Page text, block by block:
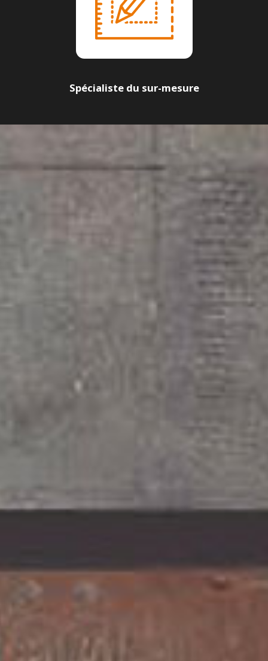
Spécialiste du sur-mesure